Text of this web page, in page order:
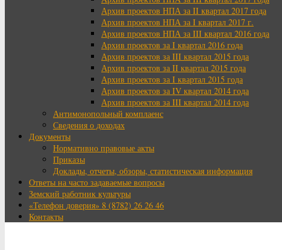
Архив проектов НПА за II квартал 2017 года
Архив проектов НПА за I квартал 2017 г.
Архив проектов НПА за III квартал 2016 года
Архив проектов за I квартал 2016 года
Архив проектов за III квартал 2015 года
Архив проектов за II квартал 2015 года
Архив проектов за I квартал 2015 года
Архив проектов за IV квартал 2014 года
Архив проектов за III квартал 2014 года
Антимонопольный комплаенс
Сведения о доходах
Документы
Нормативно правовые акты
Приказы
Доклады, отчеты, обзоры, статистическая информация
Ответы на часто задаваемые вопросы
Земский работник культуры
«Телефон доверия» 8 (8782) 26 26 46
Контакты